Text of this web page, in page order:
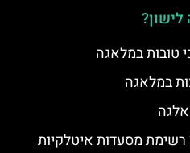
טובות במלאגה
במלאגה
מסעדות איטלקיות